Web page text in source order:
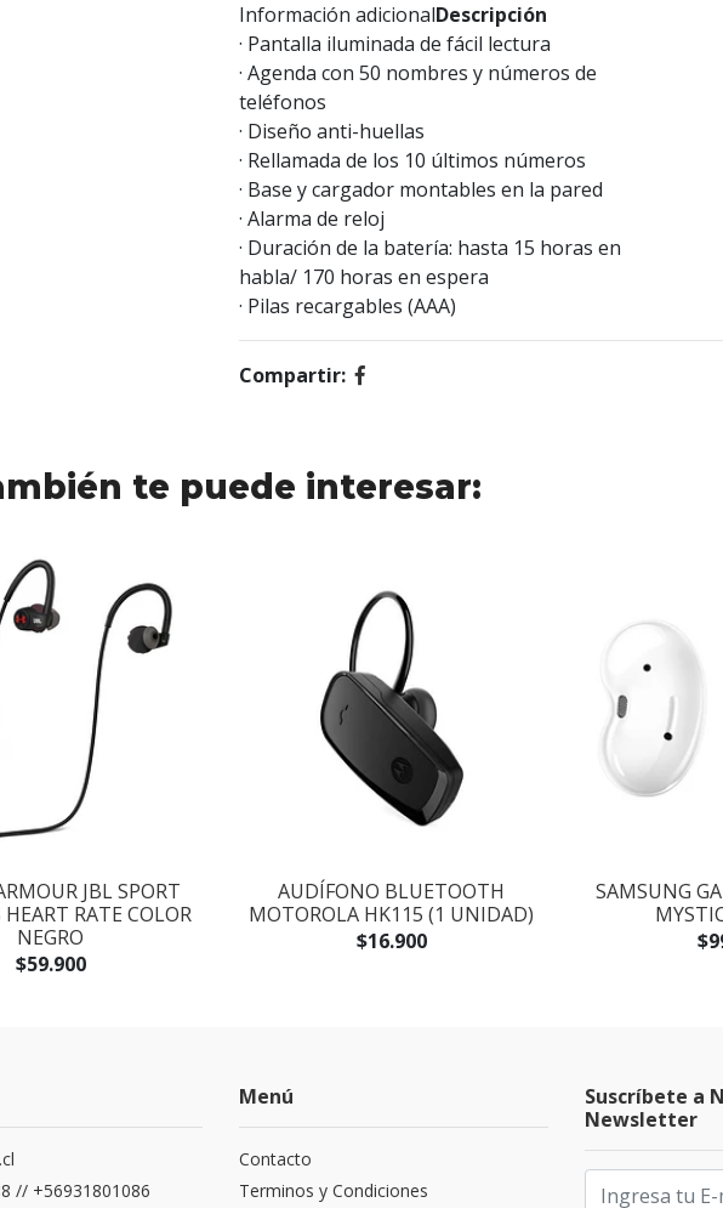
Información adicionalDescripción
· Pantalla iluminada de fácil lectura
· Agenda con 50 nombres y números de
teléfonos
· Diseño anti-huellas
· Rellamada de los 10 últimos números
· Base y cargador montables en la pared
· Alarma de reloj
· Duración de la batería: hasta 15 horas en
habla/ 170 horas en espera
· Pilas recargables (AAA)
Compartir:
te puede interesar:
JBL SPORT
HEART RATE COLOR
NEGRO
$59.900
AUDÍFONO BLUETOOTH
MOTOROLA HK115 (1 UNIDAD)
$16.900
SAMSUNG
// +56931801086
Menú
Contacto
Terminos y Condiciones
Suscríbete a
Newsletter